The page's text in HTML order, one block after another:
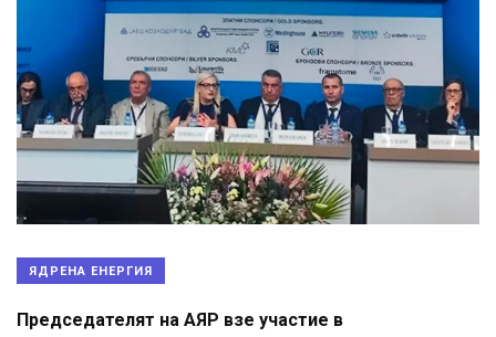
ЯДРЕНА ЕНЕРГИЯ
Председателят на АЯР взе участие в